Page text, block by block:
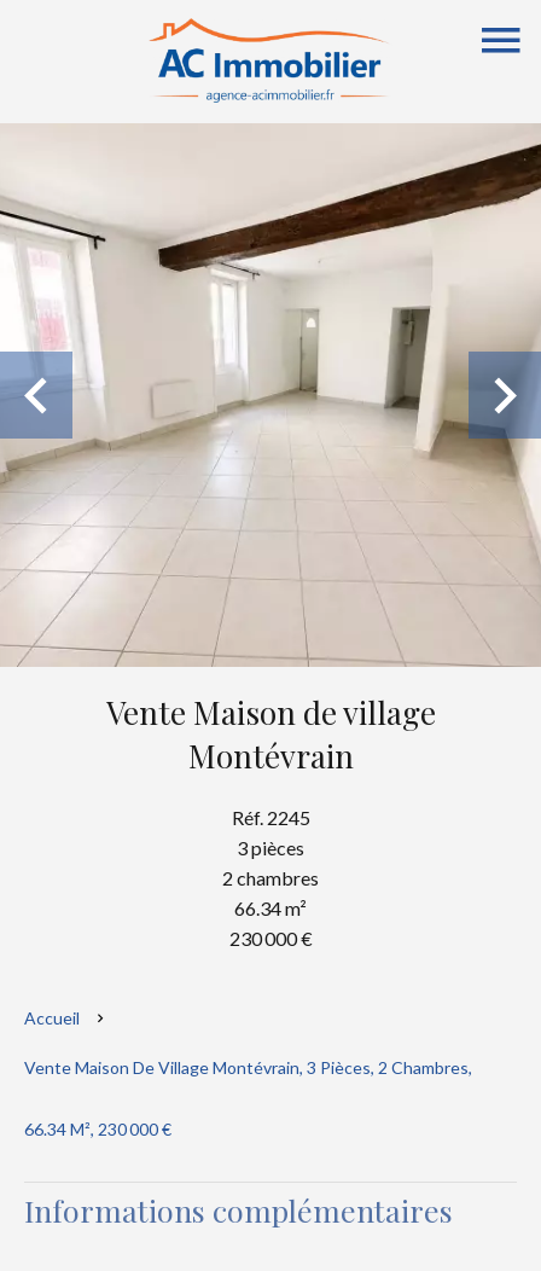
Vente Maison de village
Montévrain
Réf. 2245
3 pièces
2 chambres
66.34 m²
230 000 €
Accueil
Vente Maison De Village Montévrain, 3 Pièces, 2 Chambres,
66.34 M², 230 000 €
Informations complémentaires